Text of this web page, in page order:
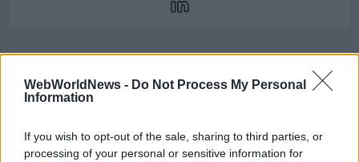
WebWorldNews - Do Not Process My Personal
Information
If you wish to opt-out of the sale, sharing to third parties, or
processing of your personal or sensitive information for